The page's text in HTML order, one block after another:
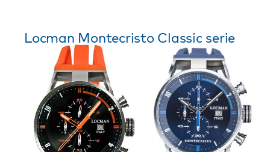
Locman Montecristo Classic serie